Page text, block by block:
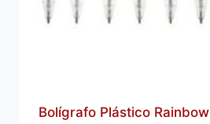
Bolígrafo Plástico Rainbow